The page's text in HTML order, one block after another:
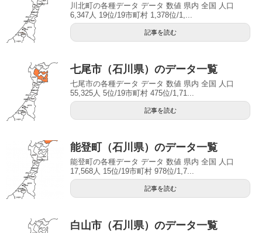
川北町の各種データ データ 数値 県内 全国 人口
6,347人 19位/19市町村 1,378位/1,...
記事を読む
七尾市（石川県）のデータ一覧
七尾市の各種データ データ 数値 県内 全国 人口
55,325人 5位/19市町村 475位/1,71...
記事を読む
能登町（石川県）のデータ一覧
能登町の各種データ データ 数値 県内 全国 人口
17,568人 15位/19市町村 978位/1,7...
記事を読む
白山市（石川県）のデータ一覧